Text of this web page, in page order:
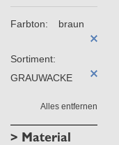
Farbton: braun
Sortiment:
GRAUWACKE
Alles entfernen
> Material